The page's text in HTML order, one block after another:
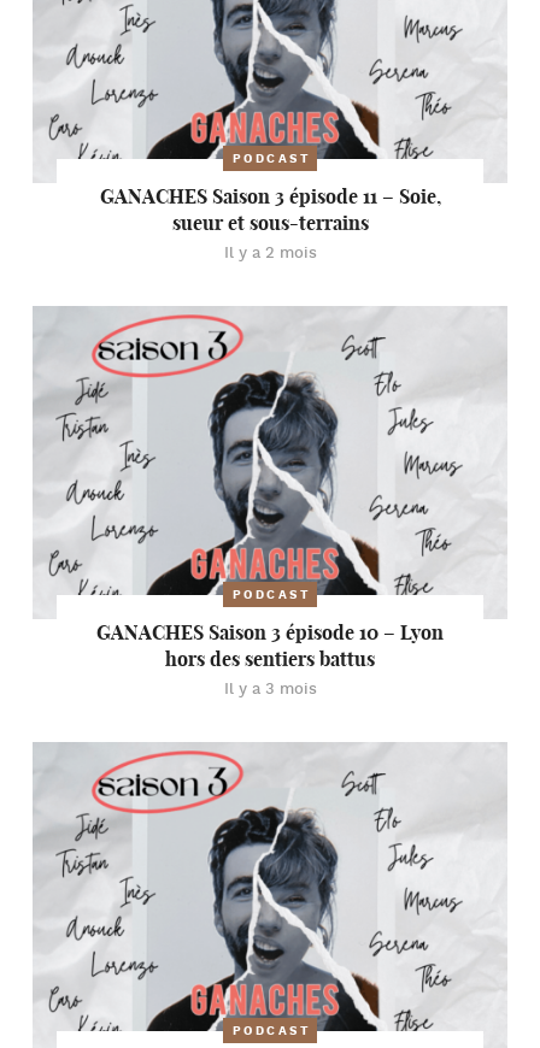
PODCAST
GANACHES Saison 3 épisode 11 – Soie,
sueur et sous-terrains
Il y a 2 mois
PODCAST
GANACHES Saison 3 épisode 10 – Lyon
hors des sentiers battus
Il y a 3 mois
PODCAST